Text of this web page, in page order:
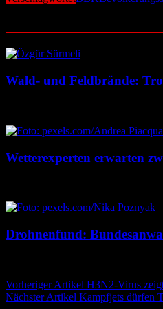
Wald- und Feldbrände:
Wetterexperten erwarten
Drohnenfund:
Beitragsnavigation
Vorheriger Artikel H3N2-Virus
Nächster Artikel Kampfjets dürfen